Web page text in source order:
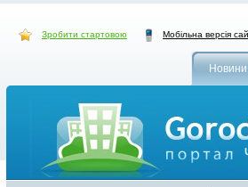
Зробити стартовою Мобільна версія
Новини